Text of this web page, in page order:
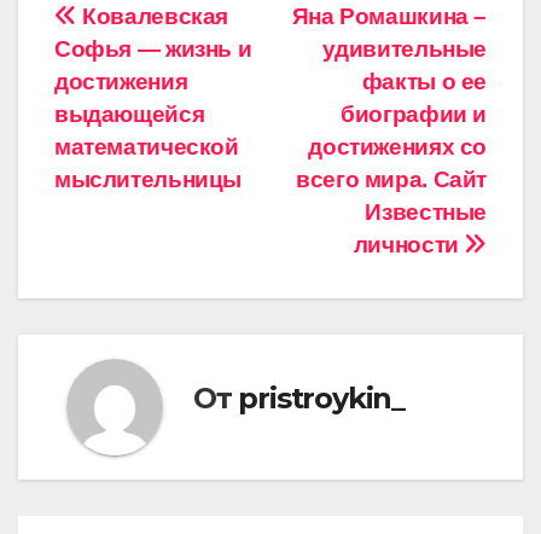
Навигация
по
записям
Яна Ромашкина –
удивительные
факты о ее
биографии и
достижениях со
всего мира. Сайт
Известные
личности
Ковалевская
Софья — жизнь и
достижения
выдающейся
математической
мыслительницы
От pristroykin_